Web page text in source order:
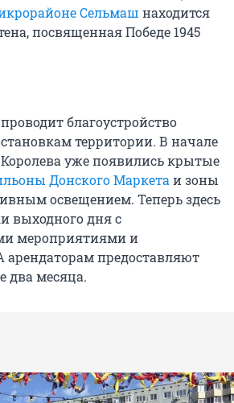
Сельмаш находится
посвященная Победе 1945
благоустройство
территории. В начале
уже появились крытые
Донского Маркетаи зоны
освещением. Теперь здесь
выходного дня с
мероприятиями и
предоставляют
два месяца.